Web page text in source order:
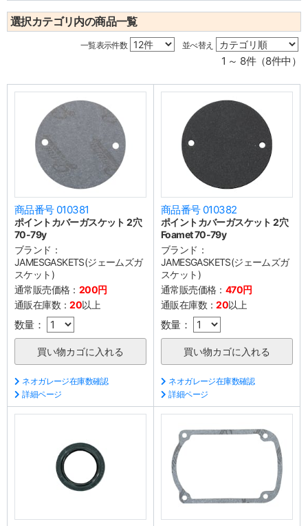
選択カテゴリ内の商品一覧
一覧表示件数 並べ替え
1 ～ 8件（8件中）
商品番号 010381
ポイントカバーガスケット 2穴
70-79y
ブランド：
JAMESGASKETS(ジェームズガ
スケット)
通常販売価格： 200円
通販在庫数：20以上
数量：
ネオガレージ在庫数確認
詳細ページ
商品番号 010382
ポイントカバーガスケット 2穴
Foamet 70-79y
ブランド：
JAMESGASKETS(ジェームズガ
スケット)
通常販売価格： 470円
通販在庫数：20以上
数量：
ネオガレージ在庫数確認
詳細ページ